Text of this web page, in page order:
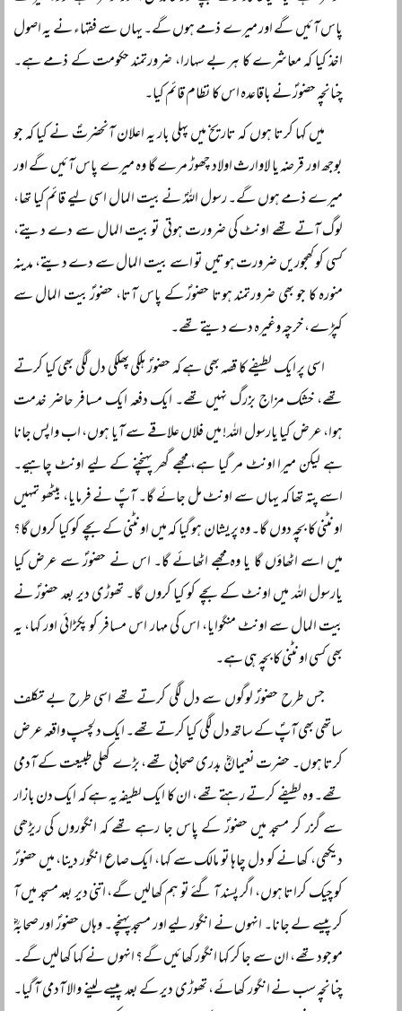
پاس آئیں گے اور میرے ذمے ہوں گے۔ یہاں سے فقہاء نے یہ اصول
اخذ کیا کہ معاشرے کا ہر بے سہارا، ضرورتمند حکومت کے ذمے ہے۔
چنانچہ حضورؐ نے باقاعدہ اس کا نظام قائم کیا۔
میں کہا کرتا ہوں کہ تاریخ میں پہلی بار یہ اعلان آنحضرتؐ نے کیا کہ جو
بوجھ اور قرضہ یا لاوارث اولاد چھوڑ مرے گا وہ میرے پاس آئیں گے اور
میرے ذمے ہوں گے۔ رسول اللہؐ نے بیت المال اسی لیے قائم کیا تھا،
لوگ آتے تھے اونٹ کی ضرورت ہوتی تو بیت المال سے دے دیتے،
کسی کو کھجوریں ضرورت ہوتیں تو اسے بیت المال سے دے دیتے، مدینہ
منورہ کا جو بھی ضرورتمند ہوتا حضورؐ کے پاس آتا، حضورؐ بیت المال سے
کپڑے، خرچہ وغیرہ دے دیتے تھے۔
اسی پر ایک لطیفے کا قصہ بھی ہے کہ حضورؐ ہلکی پھلکی دل لگی بھی کیا کرتے
تھے، خشک مزاج بزرگ نہیں تھے۔ ایک دفعہ ایک مسافر حاضر خدمت
ہوا، عرض کیا یارسول اللہ! میں فلاں علاقے سے آیا ہوں، اب واپس جانا
ہے لیکن میرا اونٹ مر گیا ہے، مجھے گھر پہنچنے کے لیے اونٹ چاہیے۔
اسے پتہ تھا کہ یہاں سے اونٹ مل جائے گا۔ آپؐ نے فرمایا، بیٹھو تمہیں
اونٹنی کا بچہ دوں گا۔ وہ پریشان ہو گیا کہ میں اونٹنی کے بچے کو کیا کروں گا؟
میں اسے اٹھاؤں گا یا وہ مجھے اٹھائے گا۔ اس نے حضورؐ سے عرض کیا
یارسول اللہ میں اونٹ کے بچے کو کیا کروں گا۔ تھوڑی دیر بعد حضورؐ نے
بیت المال سے اونٹ منگوایا، اس کی مہار اس مسافر کو پکڑائی اور کہا، یہ
بھی کسی اونٹنی کا بچہ ہی ہے۔
جس طرح حضورؐ لوگوں سے دل لگی کرتے تھے اسی طرح بے تکلف
ساتھی بھی آپؐ کے ساتھ دل لگی کیا کرتے تھے۔ ایک دلچسپ واقعہ عرض
کرتا ہوں۔ حضرت نعیمانؓ بدری صحابی تھے، بڑے کھلی طبیعت کے آدمی
تھے۔ وہ لطیفے کرتے رہتے تھے، ان کا ایک لطیفہ یہ ہے کہ ایک دن بازار
سے گزر کر مسجد میں حضورؐ کے پاس جا رہے تھے کہ انگوروں کی ریڑھی
دیکھی، کھانے کو دل چاہا تو مالک سے کہا، ایک صاع انگور دینا، میں حضورؐ
کو چیک کراتا ہوں، اگر پسند آ گئے تو ہم کھالیں گے، اتنی دیر بعد مسجد میں آ
کر پیسے لے جانا۔ انہوں نے انگور لیے اور مسجد پہنچے۔ وہاں حضورؐ اور صحابہؓ
موجود تھے، ان سے جا کر کہا انگور کھائیں گے؟ انہوں نے کہا کھالیں گے۔
چنانچہ سب نے انگور کھائے، تھوڑی دیر کے بعد پیسے لینے والا آدمی آ گیا۔